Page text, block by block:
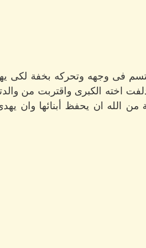
فى وجهه وتحركه بخفة لكى
اخته الكبرى واقتربت من
الله ان يحفظ أبنائها وان